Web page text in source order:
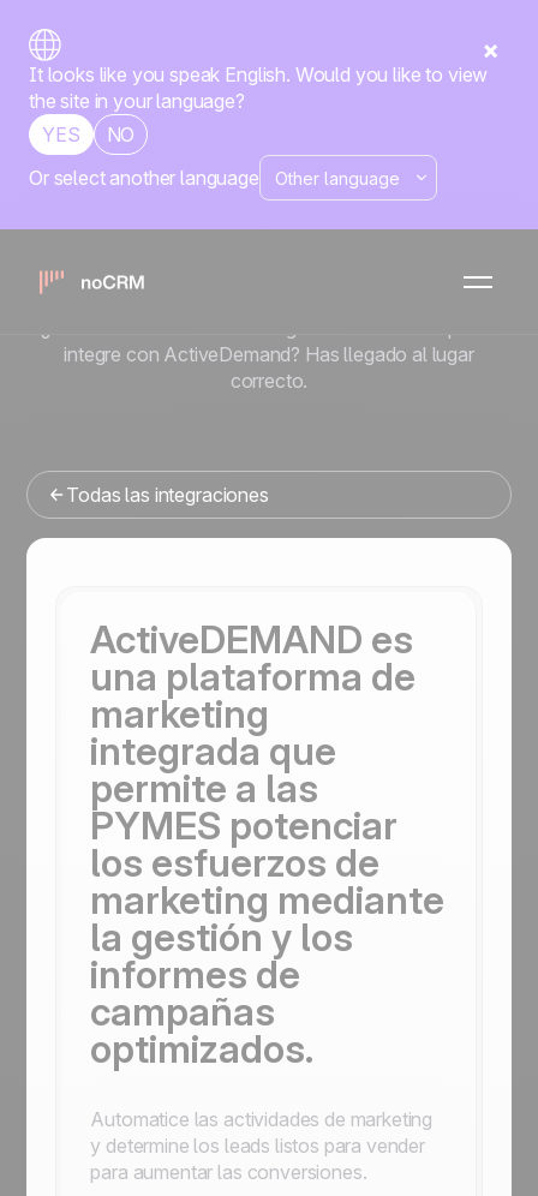
It looks like you speak English. Would you like to view
the site in your language?
YES
NO
Or select another language
Nativa
ActiveDemandx
integre con ActiveDemand? Has llegado al lugar
correcto.
Todas las integraciones
ActiveDEMAND es
una plataforma de
marketing
integrada que
permite a las
PYMES potenciar
los esfuerzos de
marketing mediante
la gestión y los
informes de
campañas
optimizados.
Automatice las actividades de marketing
y determine los leads listos para vender
para aumentar las conversiones.